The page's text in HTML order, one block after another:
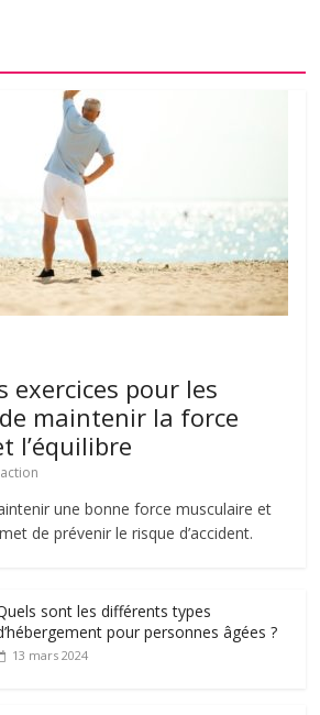
exercices pour les
maintenir la force
l’équilibre
une bonne force musculaire et
de prévenir le risque d’accident.
sont les différents types
pour personnes âgées ?
13 mars 2024